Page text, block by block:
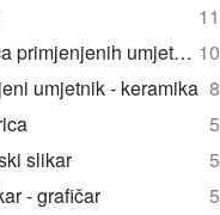
11
umjetnica primjenjenih umjetnosti 10
umjetnik - keramika 8
5
slikar
5
- grafičar
5